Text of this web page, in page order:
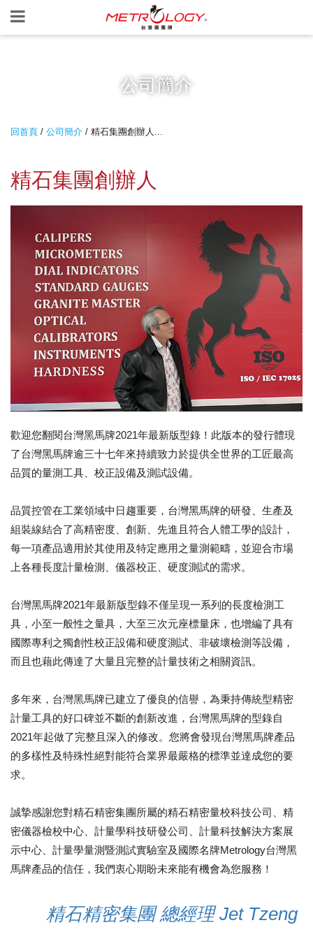
公司簡介
回首頁 / 公司簡介 / 精石集團創辦人...
精石集團創辦人
歡迎您翻閱台灣黑馬牌2021年最新版型錄！此版本的發行體現
了台灣黑馬牌逾三十七年來持續致力於提供全世界的工匠最高
品質的量測工具、校正設備及測試設備。
品質控管在工業領域中日趨重要，台灣黑馬牌的研發、生產及
組裝線結合了高精密度、創新、先進且符合人體工學的設計，
每一項產品適用於其使用及特定應用之量測範疇，並迎合市場
上各種長度計量檢測、儀器校正、硬度測試的需求。
台灣黑馬牌2021年最新版型錄不僅呈現一系列的長度檢測工
具，小至一般性之量具，大至三次元座標量床，也增編了具有
國際專利之獨創性校正設備和硬度測試、非破壞檢測等設備，
而且也藉此傳達了大量且完整的計量技術之相關資訊。
多年來，台灣黑馬牌已建立了優良的信譽，為秉持傳統型精密
計量工具的好口碑並不斷的創新改進，台灣黑馬牌的型錄自
2021年起做了完整且深入的修改。您將會發現台灣黑馬牌產品
的多樣性及特殊性絕對能符合業界最嚴格的標準並達成您的要
求。
誠摯感謝您對精石精密集團所屬的精石精密量校科技公司、精
密儀器檢校中心、計量學科技研發公司、計量科技解決方案展
示中心、計量學量測暨測試實驗室及國際名牌Metrology台灣黑
馬牌產品的信任，我們衷心期盼未來能有機會為您服務！
精石精密集團 總經理 Jet Tzeng